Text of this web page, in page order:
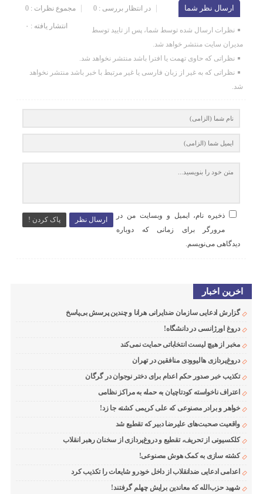
ارسال نظر شما مجموع نظرات : 0 در انتظار بررسی : 0
انتشار یافته : ۰
نظرات ارسال شده توسط شما، پس از تایید توسط
مدیران سایت منتشر خواهد شد.
نظراتی که حاوی تهمت یا افترا باشد منتشر نخواهد شد.
نظراتی که به غیر از زبان فارسی یا غیر مرتبط با خبر باشد منتشر نخواهد
شد.
ارسال نظر پاک کردن !
ذخیره نام، ایمیل و وبسایت من در
مرورگر برای زمانی که دوباره
دیدگاهی می‌نویسم.
اخرین اخبار
گزارش ادعایی سازمان ضدایرانی هرانا و چندین پرسش بی‌پاسخ
دروغ اورژانسی در دانشگاه!
مخبر از هیچ لیست انتخاباتی حمایت نمی‌کند
دروغ‌پردازی هالیوودی منافقین در تهران
تکذیب خبر صدور حکم اعدام برای دختر نوجوان در گرگان
اعتراف ناخواسته کودتاچیان به حمله به مراکز نظامی
خواهر و برادر مصنوعی که علی کریمی کشته جا زد!
واقعیت صحبت‌های علیرضا دبیر که تقطیع شد
کلکسیونی از تحریف، تقطیع و دروغ‌پردازی از سخنان رهبر انقلاب
کشته سازی به کمک هوش مصنوعی!
اعدامی ادعایی ضدانقلاب از داخل خودرو شایعات را تکذیب کرد
شهید حزب‌الله که معاندین برایش چهلم گرفتند!